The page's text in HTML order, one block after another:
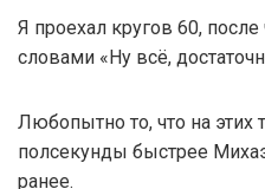
Я проехал кругов 60,
словами «Ну всё,
Любопытно то, что на этих
полсекунды быстрее
ранее.